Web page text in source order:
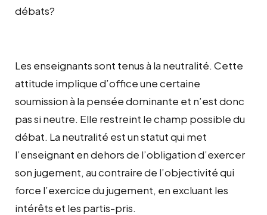
débats?
Les enseignants sont tenus à la neutralité. Cette
attitude implique d’office une certaine
soumission à la pensée dominante et n’est donc
pas si neutre. Elle restreint le champ possible du
débat. La neutralité est un statut qui met
l’enseignant en dehors de l’obligation d’exercer
son jugement, au contraire de l’objectivité qui
force l’exercice du jugement, en excluant les
intérêts et les partis-pris.